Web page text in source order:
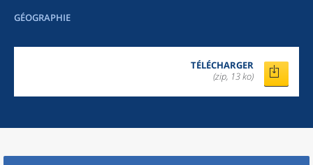
GÉOGRAPHIE
TÉLÉCHARGER
(zip, 13 ko)